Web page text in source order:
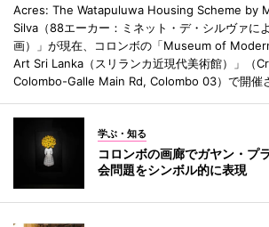
Acres: The Watapuluwa Housing Scheme by
Silva（88エーカー：ミネット・デ・シルヴァに
画）」が現在、コロンボの「Museum of
Art Sri Lanka（スリランカ近現代美術館）」（
Colombo-Galle Main Rd, Colombo 03）で開催
学ぶ・知る
コロンボの画廊でガヤン・
会問題をシンボル的に表現